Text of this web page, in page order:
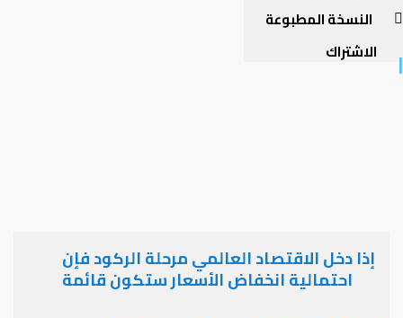
النسخة المطبوعة
الاشتراك
إذا دخل الاقتصاد العالمي مرحلة الركود فإن
احتمالية انخفاض الأسعار ستكون قائمة